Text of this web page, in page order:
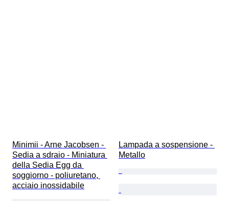
Minimii - Arne Jacobsen -
Sedia a sdraio - Miniatura
della Sedia Egg da
soggiorno - poliuretano,
acciaio inossidabile
Lampada a sospensione -
Metallo